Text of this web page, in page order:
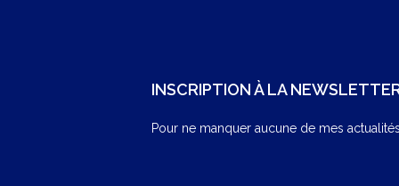
INSCRIPTION À LA
Pour ne manquer aucune de mes